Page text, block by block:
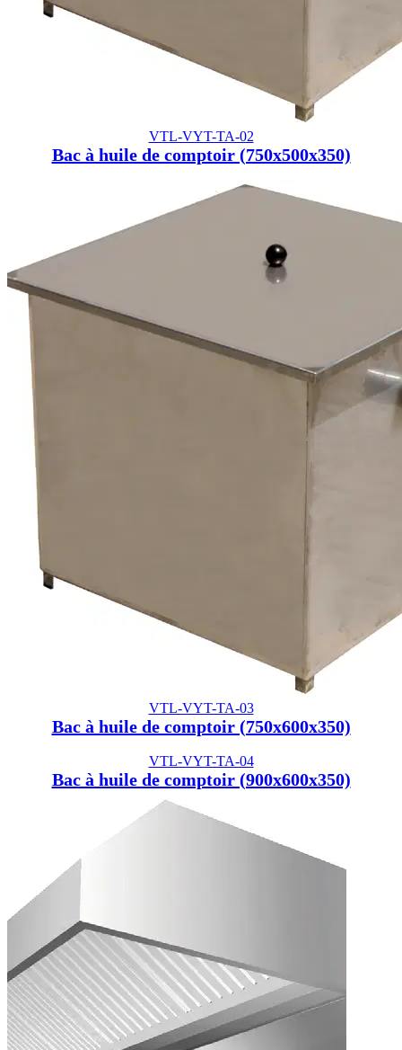
VTL-VYT-TA-02
Bac à huile de comptoir (750x500x350)
VTL-VYT-TA-03
Bac à huile de comptoir (750x600x350)
VTL-VYT-TA-04
Bac à huile de comptoir (900x600x350)